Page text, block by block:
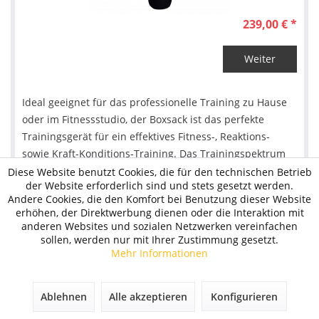
239,00 € *
Weiter
Ideal geeignet für das professionelle Training zu Hause
oder im Fitnessstudio, der Boxsack ist das perfekte
Trainingsgerät für ein effektives Fitness-, Reaktions-
sowie Kraft-Konditions-Training. Das Trainingspektrum
reicht vom Ausdauertraining bis hin zum gezielten
Training spezieller Schlag- sowie Tritt-Techniken....
Preis incl. Lieferung
Körperanalysewaage MC-980 MA Farbe Gold
Diese Website benutzt Cookies, die für den technischen Betrieb
der Website erforderlich sind und stets gesetzt werden.
Andere Cookies, die den Komfort bei Benutzung dieser Website
erhöhen, der Direktwerbung dienen oder die Interaktion mit
anderen Websites und sozialen Netzwerken vereinfachen
sollen, werden nur mit Ihrer Zustimmung gesetzt.
Mehr Informationen
Ablehnen Alle akzeptieren Konfigurieren